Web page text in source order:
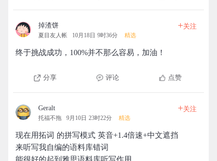
掉渣饼
夏目友人帐 10月18日 9时36分 精选
+关注
终于挑战成功，100%并不那么容易，加油！
分享 评论 点赞
Geralt
托福不拖 9月10日 23时22分 精选
+关注
现在用拓词 的拼写模式 英音+1.4倍速+中文遮挡
来听写我自编的语料库错词
能很好的起到雅思语料库听写作用